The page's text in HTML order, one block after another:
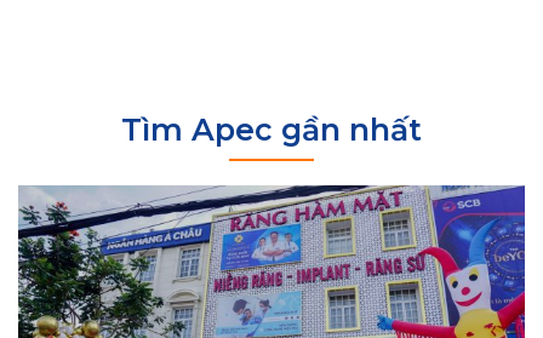
Tìm Apec gần nhất